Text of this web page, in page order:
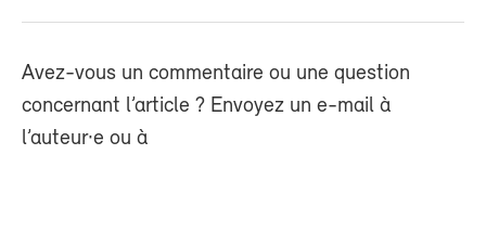
Avez-vous un commentaire ou une question
concernant l’article ? Envoyez un e-mail à
l’auteur·e ou à